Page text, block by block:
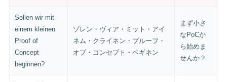
Sollen wir mit
einem kleinen
Proof of
Concept
beginnen?
ゾレン・ヴィア・ミット・アイ
ネム・クライネン・プルーフ・
オブ・コンセプト・ベギネン
まず小さ
なPoCか
ら始めま
せんか？